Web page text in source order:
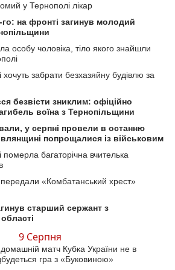
у Тернополі лікар
на фронті загинув молодий
особу чоловіка, тіло якого знайшли
забрати безхазяйну будівлю за
безвісти зниклим: офіційно
воїна з Тернопільщини
у серпні провели в останню
попрощалися із військовим
багаторічна вчителька
«Комбатанський хрест»
старший сержант з
9 Серпня
матч Кубка України не в
гра з «Буковиною»